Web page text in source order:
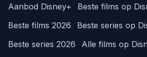
Aanbod Disney+
Beste films op
Beste films 2026
Beste series op
Beste series 2026
Alle films op